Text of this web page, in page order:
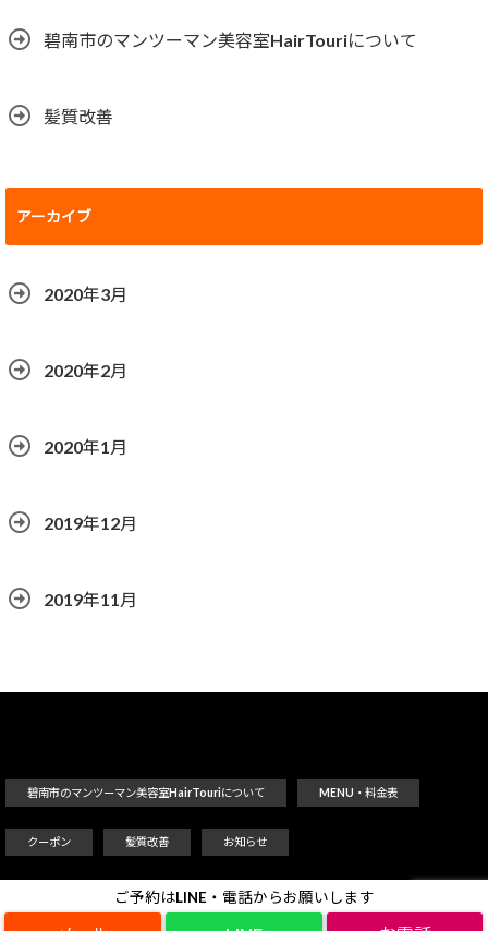
ご予約はLINE・電話からお願いします
碧南市のマンツーマン美容室HairTouriについて
髪質改善
アーカイブ
2020年3月
2020年2月
2020年1月
2019年12月
2019年11月
碧南市のマンツーマン美容室HairTouriについて MENU・料金表
クーポン 髪質改善 お知らせ